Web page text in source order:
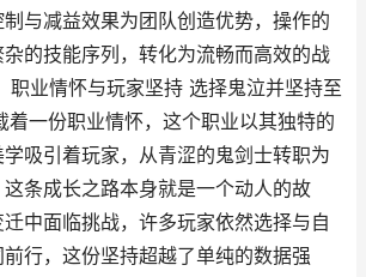
与减益效果为团队创造优势，操作的
的技能序列，转化为流畅而高效的战
职业情怀与玩家坚持 选择鬼泣并坚持至
着一份职业情怀，这个职业以其独特的
吸引着玩家，从青涩的鬼剑士转职为
条成长之路本身就是一个动人的故
中面临挑战，许多玩家依然选择与自
行，这份坚持超越了单纯的数据强